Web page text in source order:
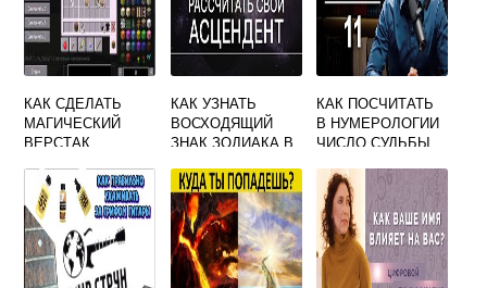
КАК СДЕЛАТЬ
МАГИЧЕСКИЙ
ВЕРСТАК
КАК УЗНАТЬ
ВОСХОДЯЩИЙ
ЗНАК ЗОДИАКА В
КАРТЕ
КАК ПОСЧИТАТЬ
В НУМЕРОЛОГИИ
ЧИСЛО СУДЬБЫ